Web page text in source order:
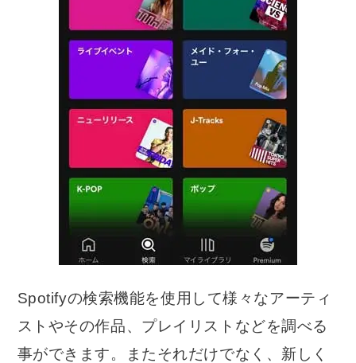
Spotifyの検索機能を使用して様々なアーティ
ストやその作品、プレイリストなどを調べる
事ができます。またそれだけでなく、新しく